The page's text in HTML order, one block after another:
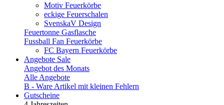
Motiv Feuerkörbe
eckige Feuerschalen
SvenskaV Design
Feuertonne Gasflasche
Fussball Fan Feuerkörbe
FC Bayern Feuerkörbe
Angebote Sale
Angebot des Monats
Alle Angebote
B - Ware Artikel mit kleinen Fehlern
Gutscheine